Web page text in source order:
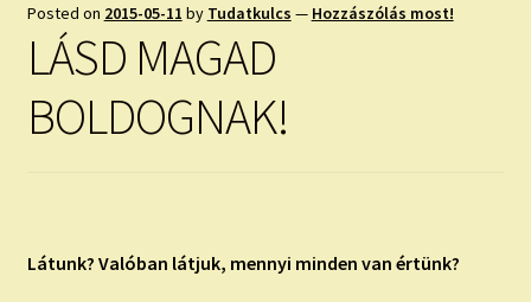
NAPI ASZTROLÓGIA
KÉRJ EGY MEGERŐSÍTÉST!
ÍRJ NEKEM!
Posted on 2015-05-11 by Tudatkulcs — Hozzászólás most!
LÁSD MAGAD
BOLDOGNAK!
Látunk? Valóban látjuk, mennyi minden van értünk?